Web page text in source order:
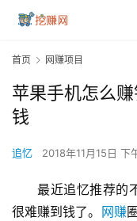
首页 网赚项目
苹果手机怎么
钱
追忆 2018年11月15日 下
最近追忆推荐的
很难赚到钱了。
网赚